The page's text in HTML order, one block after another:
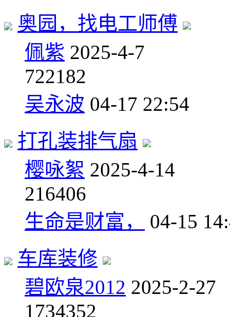
奥园，找电工师傅
佩紫 2025-4-7
722182
吴永波 04-17 22:54
打孔装排气扇
樱咏絮 2025-4-14
216406
生命是财富，
04-15
车库装修
碧欧泉2012 2025-2-27
1734352